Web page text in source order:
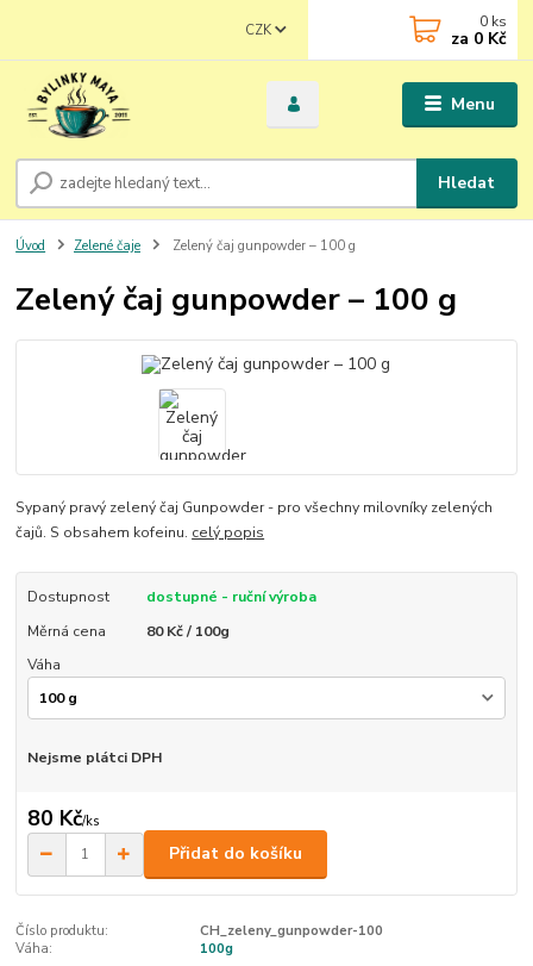
Menu
CZK
Hledat
0 ks
za 0 Kč
Úvod Zelené čaje Zelený čaj gunpowder – 100 g
Zelený čaj gunpowder – 100 g
Sypaný pravý zelený čaj Gunpowder - pro všechny milovníky zelených
čajů. S obsahem kofeinu. celý popis
Dostupnost
dostupné - ruční výroba
Měrná cena
80 Kč / 100g
Váha
Nejsme plátci DPH
80 Kč/ks
Přidat do košíku
Číslo produktu:
CH_zeleny_gunpowder-100
Váha:
100g